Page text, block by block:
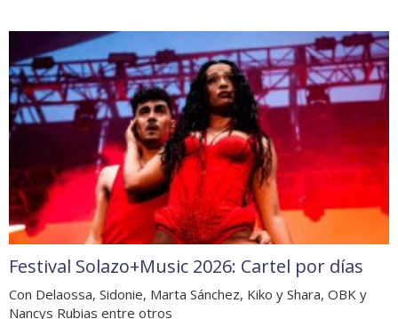
Festival Solazo+Music 2026: Cartel por días
Con Delaossa, Sidonie, Marta Sánchez, Kiko y Shara, OBK y
Nancys Rubias entre otros